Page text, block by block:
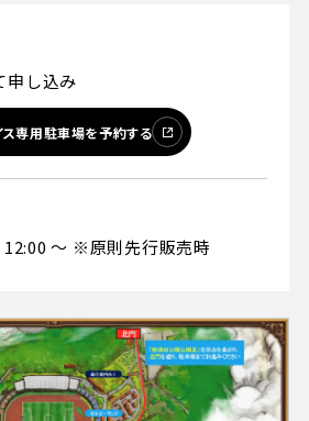
申し込み
ス専用駐車場を予約する
～ ※原則先行販売時